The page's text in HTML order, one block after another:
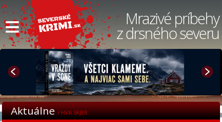
≡ Mrazivé príbehy
z drsného severu
Aktuálne/ HVA SKJER